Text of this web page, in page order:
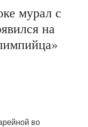
мурал с
на
во